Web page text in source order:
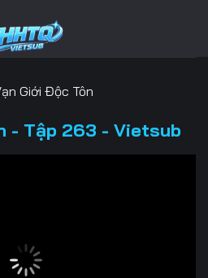
Giới Độc Tôn
- Tập 263 - Vietsub